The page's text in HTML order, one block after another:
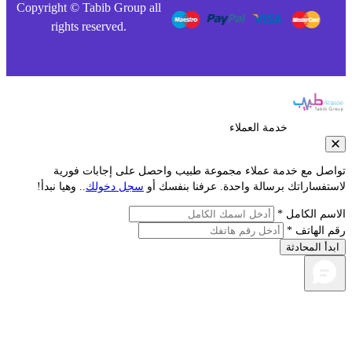
Copyright © Tabib Group all
rights reserved.
خدمة العملاء
مع خدمة عملاء مجموعة طبيب واحصل على إجابات فورية
برسالة واحدة. عرفنا بنفسك أوسجل دخولك.. وهيا نبدأ!
الكامل *
الهاتف *
المحادثة